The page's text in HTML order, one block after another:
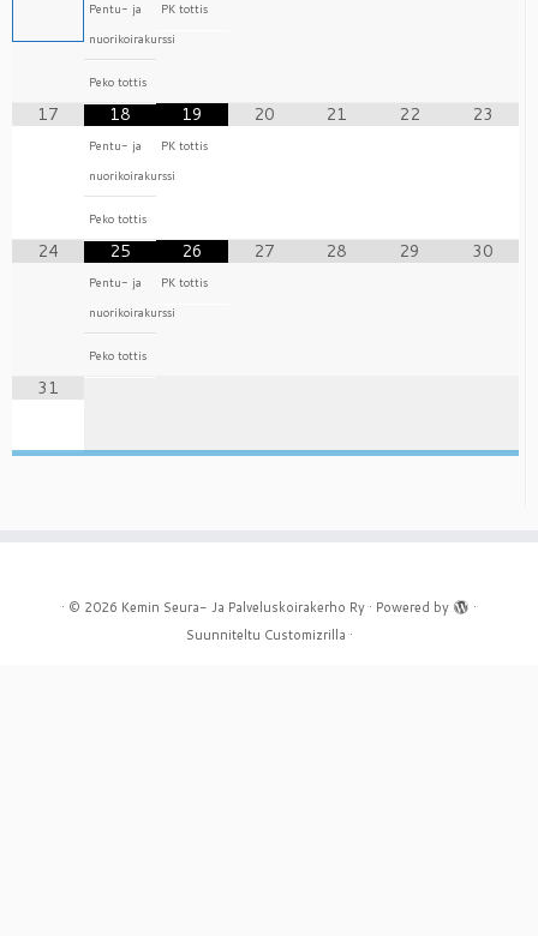
Pentu- ja
nuorikoirakurssi
Peko tottis
PK tottis
17 18
Pentu- ja
nuorikoirakurssi
Peko tottis
19
PK tottis
20 21 22 23
24 25
Pentu- ja
nuorikoirakurssi
Peko tottis
26
PK tottis
27 28 29 30
31
· © 2026 Kemin Seura- Ja Palveluskoirakerho Ry · Powered by
·
Suunniteltu Customizrilla ·